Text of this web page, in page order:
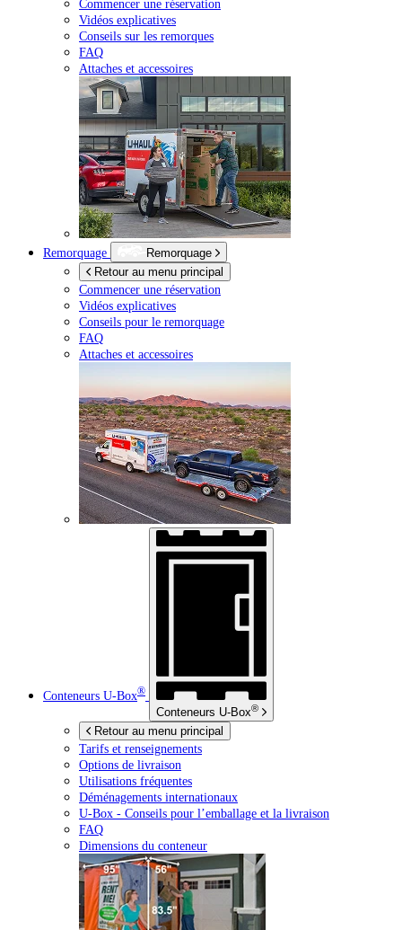
Commencer une réservation
Vidéos explicatives
Conseils sur les remorques
FAQ
Attaches et accessoires
Remorquage
Remorquage
Retour au menu principal
Commencer une réservation
Vidéos explicatives
Conseils pour le remorquage
FAQ
Attaches et accessoires
Conteneurs U-Box®
Conteneurs U-Box®
Retour au menu principal
Tarifs et renseignements
Options de livraison
Utilisations fréquentes
Déménagements internationaux
U-Box - Conseils pour l’emballage et la livraison
FAQ
Dimensions du conteneur